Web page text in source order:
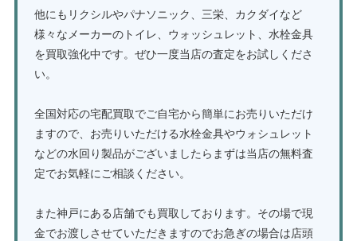
他にもリクシルやパナソニック、三栄、カクダイなど
様々なメーカーのトイレ、ウォッシュレット、水栓金具
を買取強化中です。ぜひ一度当店の査定をお試しくださ
い。
全国対応の宅配買取でご自宅から簡単にお売りいただけ
ますので、お売りいただける水栓金具やウォシュレット
などの水回り製品がございましたらまずは当店の無料査
定でお気軽にご相談ください。
また神戸にある店舗でも買取しております。その場で現
金でお渡しさせていただきますのでお急ぎの場合は店頭